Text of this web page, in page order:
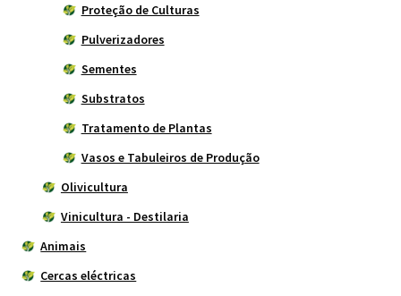
Proteção de Culturas
Pulverizadores
Sementes
Substratos
Tratamento de Plantas
Vasos e Tabuleiros de Produção
Olivicultura
Vinicultura - Destilaria
Animais
Cercas eléctricas